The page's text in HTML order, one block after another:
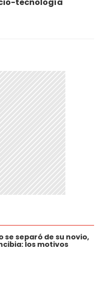
se separó de su novio,
los motivos